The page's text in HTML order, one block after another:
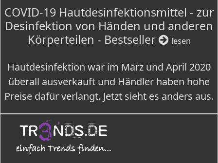
COVID-19 Hautdesinfektionsmittel - zur
Desinfektion von Händen und anderen
Körperteilen - Bestseller
lesen
Hautdesinfektion war im März und April 2020
überall ausverkauft und Händler haben hohe
Preise dafür verlangt. Jetzt sieht es anders aus.